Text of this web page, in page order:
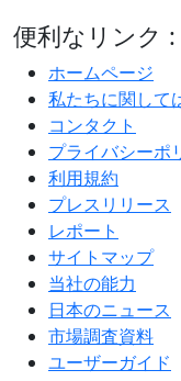
便利なリンク :
ホームページ
私たちに関して
コンタクト
プライバシーポ
利用規約
プレスリリース
レポート
サイトマップ
当社の能力
日本のニュース
市場調査資料
ユーザーガイド